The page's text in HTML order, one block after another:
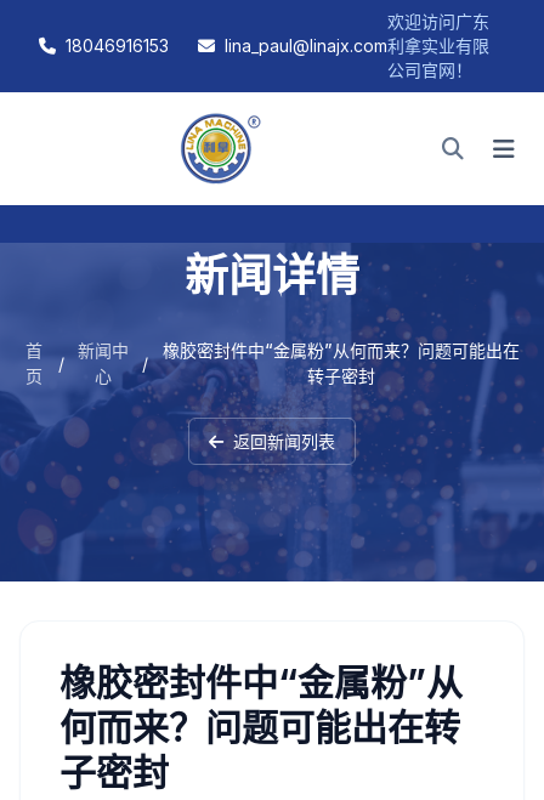
18046916153 lina_paul@linajx.com
欢迎访问广东
利拿实业有限
公司官网！
新闻详情
首
页
/
新闻中
心
/
橡胶密封件中“金属粉”从何而来？问题可能出在
转子密封
返回新闻列表
橡胶密封件中“金属粉”从
何而来？问题可能出在转
子密封